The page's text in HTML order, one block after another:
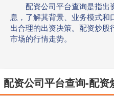
配资公司平台查询是指出
息，了解其背景、业务模式
出合理的出资决策。配资炒
市场的行情走势。
配资公司平台查询-配资